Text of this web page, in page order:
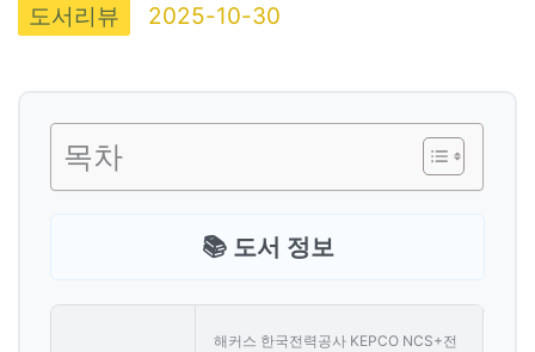
도서리뷰 2025-10-30
목차
📚 도서 정보
해커스 한국전력공사 KEPCO NCS+전